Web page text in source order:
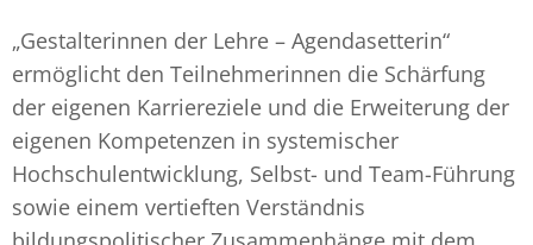
„Gestalterinnen der Lehre – Agendasetterin“
ermöglicht den Teilnehmerinnen die Schärfung
der eigenen Karriereziele und die Erweiterung der
eigenen Kompetenzen in systemischer
Hochschulentwicklung, Selbst- und Team-Führung
sowie einem vertieften Verständnis